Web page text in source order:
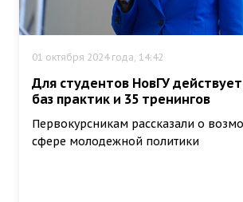
01 октября 2024 года, 14:42
Для студентов НовГУ
баз практик и 35 тренингов
Первокурсникам рассказали о
сфере молодежной политики